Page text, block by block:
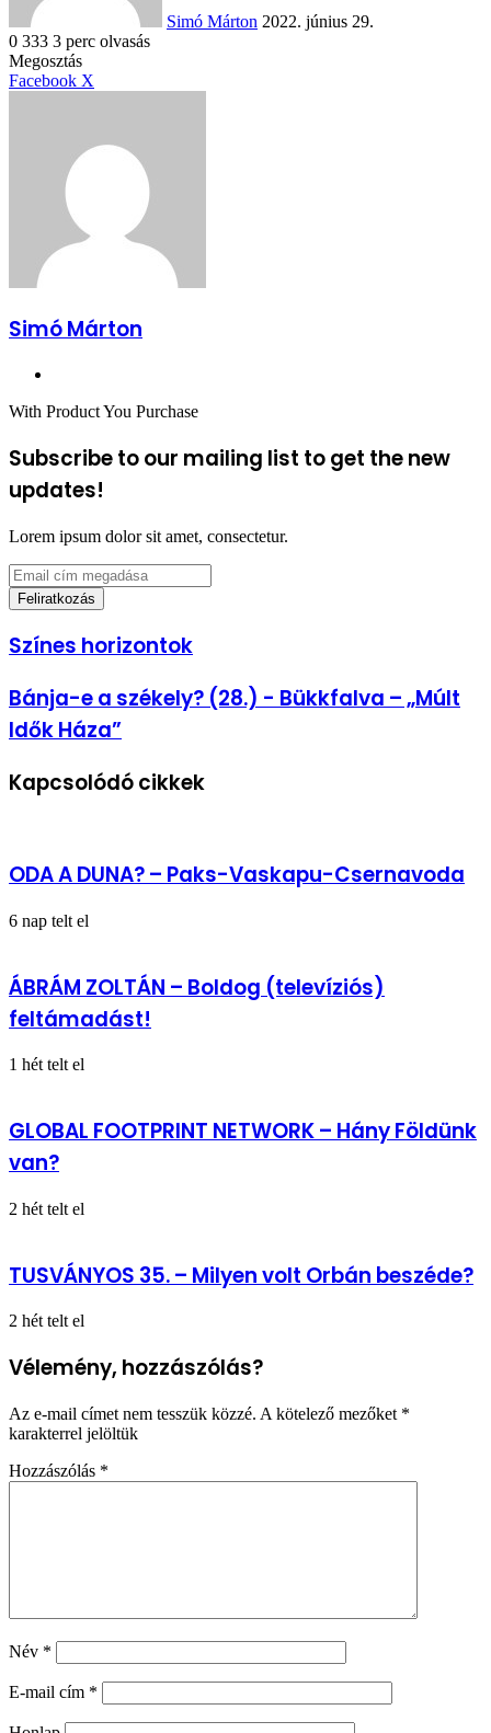
Simó Márton 2022. június 29.
0 333 3 perc olvasás
Facebook
X
Reddit
WhatsApp
Megosztás
email-
Nyomtatás
Megosztás
Facebook X
Simó Márton
With Product You Purchase
Subscribe to our mailing list to get the new
updates!
Lorem ipsum dolor sit amet, consectetur.
Email
cím
megadása
Színes
horizontok
Színes horizontok
Bánja-
e
-
Idők
Háza”
Bánja-e a székely? (28.) - Bükkfalva – „Múlt
Idők Háza”
Kapcsolódó cikkek
ODA A DUNA? – Paks-Vaskapu-Csernavoda
6 nap telt el
ÁBRÁM ZOLTÁN – Boldog (televíziós)
feltámadást!
1 hét telt el
GLOBAL FOOTPRINT NETWORK – Hány Földünk
van?
2 hét telt el
TUSVÁNYOS 35. – Milyen volt Orbán beszéde?
2 hét telt el
Vélemény, hozzászólás?
Az e-mail címet nem tesszük közzé. A kötelező mezőket *
karakterrel jelöltük
Hozzászólás *
Név *
E-mail cím *